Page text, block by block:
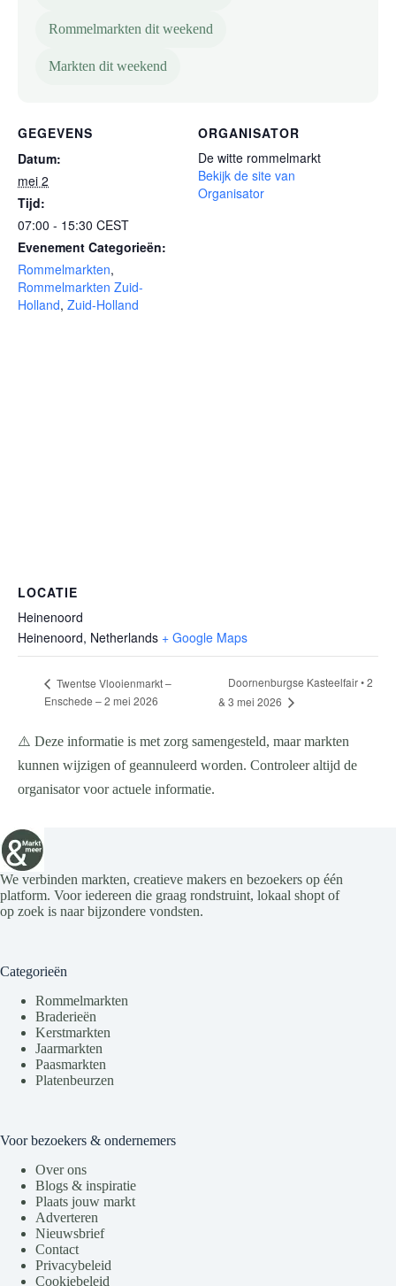
Rommelmarkten dit weekend
Markten dit weekend
GEGEVENS
Datum:
mei 2
Tijd:
07:00 - 15:30 CEST
Evenement Categorieën:
Rommelmarkten,
Rommelmarkten Zuid-
Holland, Zuid-Holland
ORGANISATOR
De witte rommelmarkt
Bekijk de site van
Organisator
LOCATIE
Heinenoord
Heinenoord, Netherlands + Google Maps
Twentse Vlooienmarkt –
Enschede – 2 mei 2026
Doornenburgse Kasteelfair • 2
& 3 mei 2026
⚠️ Deze informatie is met zorg samengesteld, maar markten
kunnen wijzigen of geannuleerd worden. Controleer altijd de
organisator voor actuele informatie.
We verbinden markten, creatieve makers en bezoekers op één
platform. Voor iedereen die graag rondstruint, lokaal shopt of
op zoek is naar bijzondere vondsten.
Categorieën
Rommelmarkten
Braderieën
Kerstmarkten
Jaarmarkten
Paasmarkten
Platenbeurzen
Voor bezoekers & ondernemers
Over ons
Blogs & inspiratie
Plaats jouw markt
Adverteren
Nieuwsbrief
Contact
Privacybeleid
Cookiebeleid